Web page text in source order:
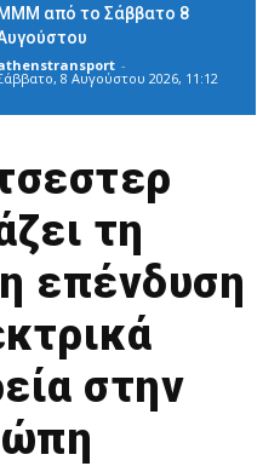
από το Σάββατο 8
-
8 Αυγούστου 2026, 11:12
τη
επένδυση
στην